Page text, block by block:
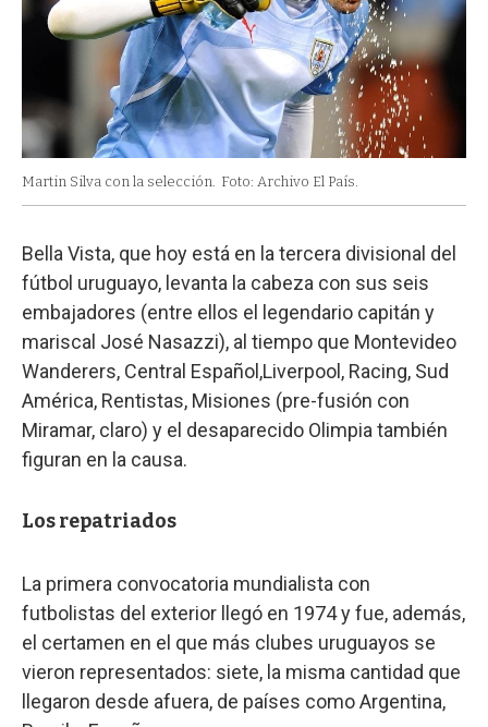
Martin Silva con la selección. Foto: Archivo El País.
Bella Vista, que hoy está en la tercera divisional del
fútbol uruguayo, levanta la cabeza con sus seis
embajadores (entre ellos el legendario capitán y
mariscal José Nasazzi), al tiempo que Montevideo
Wanderers, Central Español,Liverpool, Racing, Sud
América, Rentistas, Misiones (pre-fusión con
Miramar, claro) y el desaparecido Olimpia también
figuran en la causa.
Los repatriados
La primera convocatoria mundialista con
futbolistas del exterior llegó en 1974 y fue, además,
el certamen en el que más clubes uruguayos se
vieron representados: siete, la misma cantidad que
llegaron desde afuera, de países como Argentina,